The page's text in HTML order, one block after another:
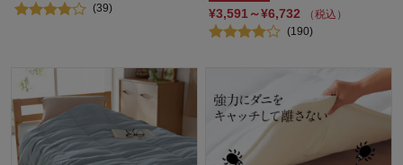
(39)
¥3,591～¥6,732
（税込）
(190)